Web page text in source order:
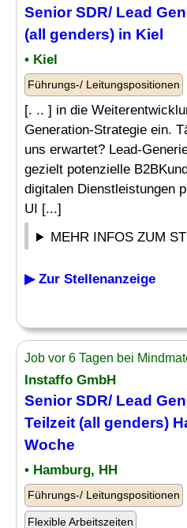
Senior SDR/ Lead
(all genders) in Kiel
• Kiel
Führungs-/ Leitungspositionen
[. .. ] in die
Generation-Strategie ein.
uns erwartet? Lead-
gezielt potenzielle
digitalen Dienstleistungen
UI [...]
MEHR INFOS ZUM
▶ Zur Stellenanzeige
Job vor 6 Tagen bei
Instaffo GmbH
Senior SDR/ Lead
Teilzeit (all genders)
Woche
• Hamburg, HH
Führungs-/ Leitungspositionen
Flexible Arbeitszeiten